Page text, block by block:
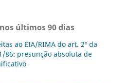
últimos 90 dias
ao EIA/RIMA do art. 2º da
86: presunção absoluta de